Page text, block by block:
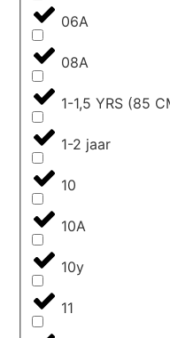
06A
08A
1-1,5 YRS (85
1-2 jaar
10
10A
10y
11